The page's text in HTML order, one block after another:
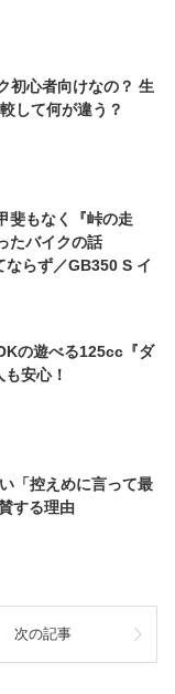
初心者向けなの？ 生
して何が違う？
斐もなく『峠の走
たバイクの話
ならず／GB350 S イ
の遊べる125cc『ダ
安心！
「控えめに言って最
する理由
次の記事